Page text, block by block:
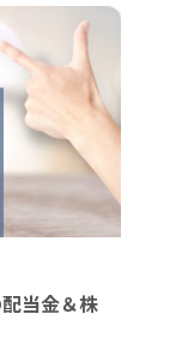
当金＆株